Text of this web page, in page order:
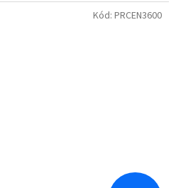
Kód: PRCEN3600